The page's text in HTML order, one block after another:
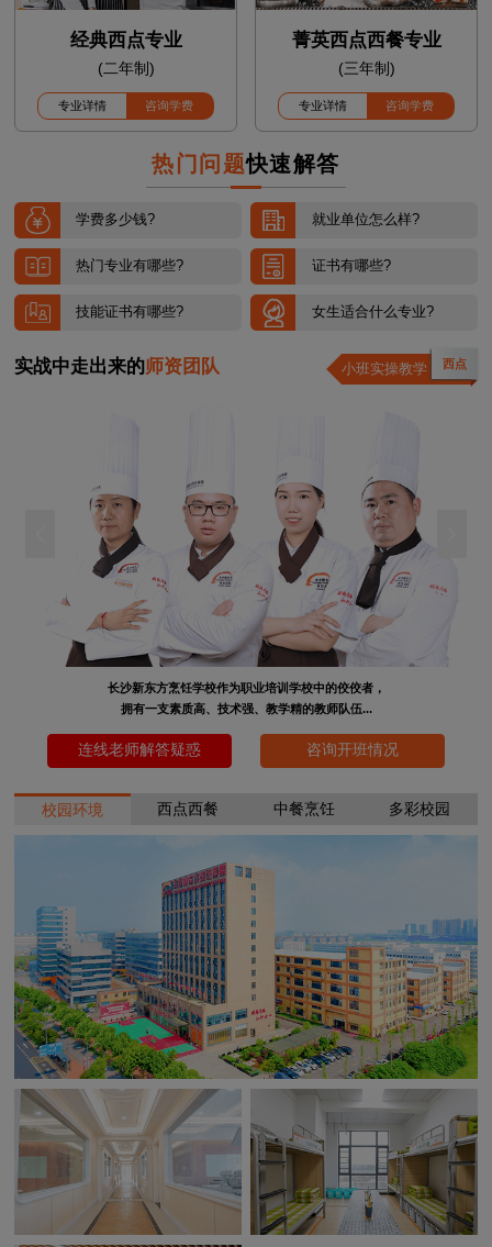
经典西点专业
(二年制)
专业详情 咨询学费
菁英西点西餐专业
(三年制)
专业详情 咨询学费
热门问题快速解答
学费多少钱? 就业单位怎么样?
热门专业有哪些? 证书有哪些?
技能证书有哪些? 女生适合什么专业?
实战中走出来的师资团队 小班实操教学 西点
长沙新东方烹饪学校作为职业培训学校中的佼佼者，
拥有一支素质高、技术强、教学精的教师队伍...
连线老师解答疑惑 咨询开班情况
校园环境 西点西餐 中餐烹饪 多彩校园